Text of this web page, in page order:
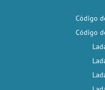
Código
Código